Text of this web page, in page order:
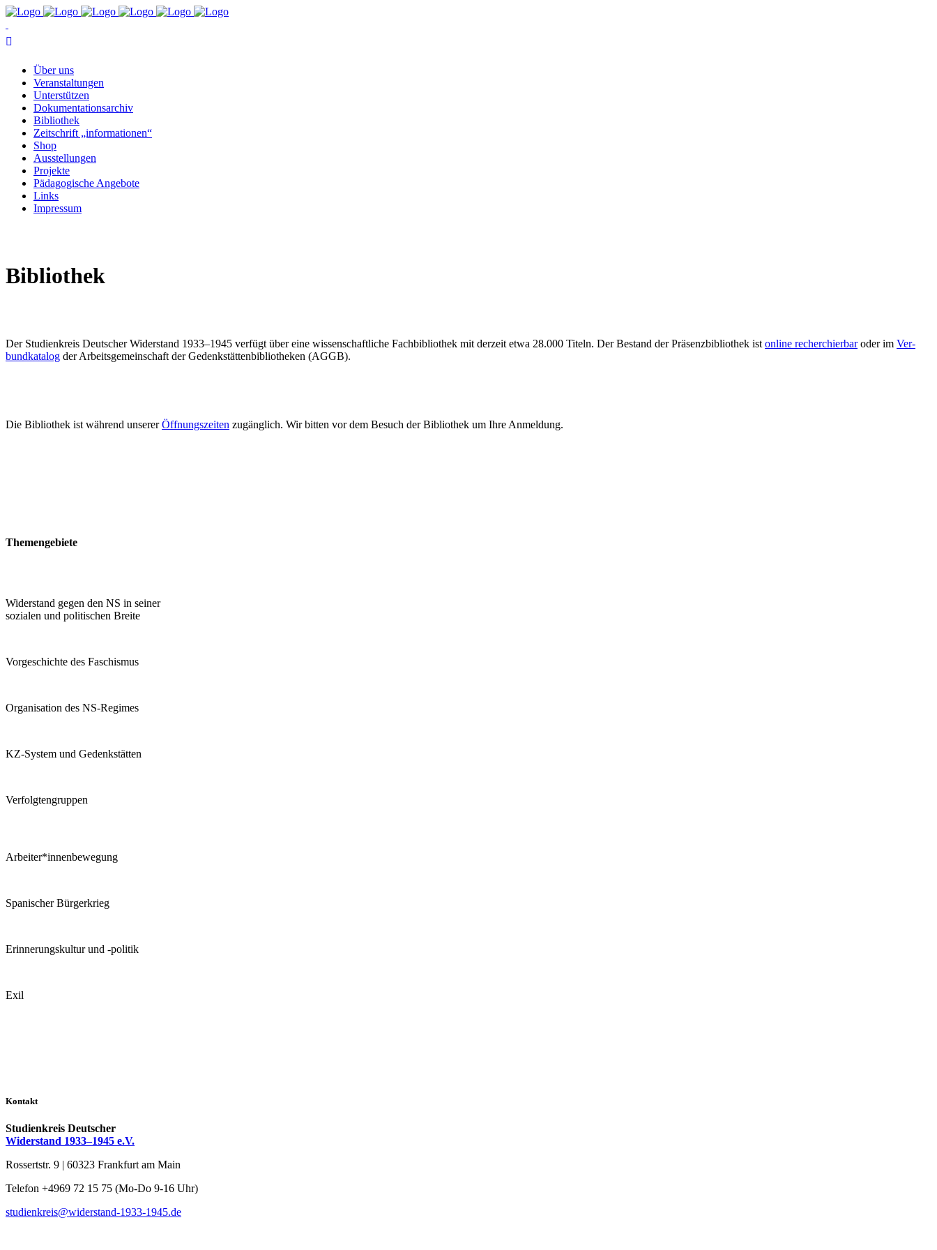
Über uns
Ver­an­stal­tun­gen
Un­ter­stüt­zen
Do­ku­men­ta­ti­ons­ar­chiv
Bi­blio­thek
Zeit­schrift „in­for­ma­tio­nen“
Shop
Aus­stel­lun­gen
Pro­jek­te
Päd­ago­gi­sche Angebote
Links
Im­pres­sum
Bi­blio­thek
Der Stu­di­en­kreis Deut­scher Wi­der­stand 1933–1945 ver­fügt über ei­ne wis­sen­schaft­li­che Fach­bi­blio­thek mit der­zeit et­wa 28.000 Ti­teln. Der Be­stand der Prä­senz­bi­blio­thek ist on­line re­cher­chier­baroder im Ver­
bund­ka­ta­log der Ar­beits­ge­mein­schaft der Ge­denk­stät­ten­bi­blio­the­ken (AGGB).
Die Bi­blio­thek ist wäh­rend un­se­rerÖff­nungs­zei­ten zu­gäng­lich. Wir bit­ten vor dem Be­such der Bi­blio­thek um Ih­re Anmeldung.
The­men­ge­bie­te
Wi­der­stand ge­gen den NS in seiner
so­zia­len und po­li­ti­schen Breite
Vor­ge­schich­te des Faschismus
Or­ga­ni­sa­ti­on des NS-Regimes
KZ-Sys­tem und Gedenkstätten
Ver­folg­ten­grup­pen
Arbeiter*innenbewegung
Spa­ni­scher Bürgerkrieg
Er­in­ne­rungs­kul­tur und -politik
Exil
Kontakt
Studienkreis Deutscher
Widerstand 1933–1945 e.V.
Rossertstr. 9 | 60323 Frankfurt am Main
Telefon +4969 72 15 75 (Mo-Do 9-16 Uhr)
studienkreis@widerstand-1933-1945.de